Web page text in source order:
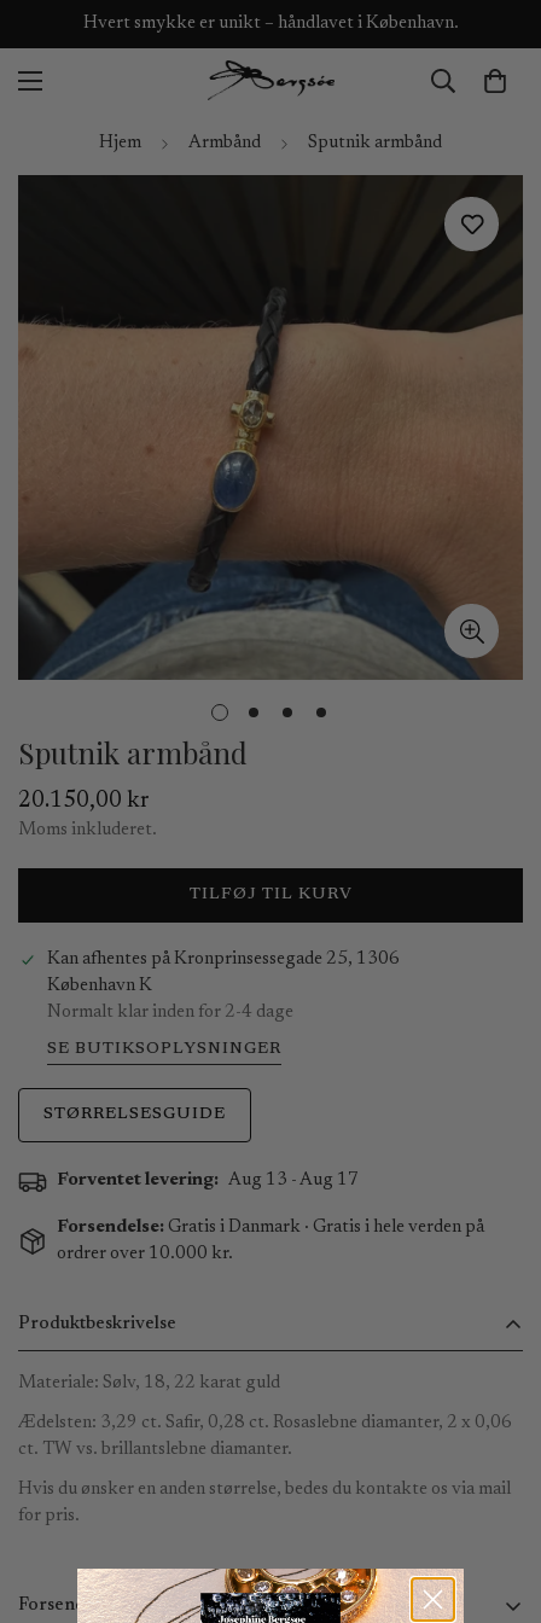
Hvert smykke er unikt – håndlavet i København.
Hjem Armbånd Sputnik armbånd
Sputnik armbånd
Normal
pris
20.150,00 kr
Moms inkluderet.
TILFØJ TIL KURV
Kan afhentes på Kronprinsessegade 25, 1306
København K
Normalt klar inden for 2-4 dage
SE BUTIKSOPLYSNINGER
STØRRELSESGUIDE
Forventet levering: Aug 13 - Aug 17
Forsendelse: Gratis i Danmark · Gratis i hele verden på
ordrer over 10.000 kr.
Produktbeskrivelse
Materiale: Sølv, 18, 22 karat guld
Ædelsten: 3,29 ct. Safir, 0,28 ct. Rosaslebne diamanter, 2 x 0,06
ct. TW vs. brillantslebne diamanter.
Hvis du ønsker en anden størrelse, bedes du kontakte os via mail
for pris.
Forsendelse og returnering